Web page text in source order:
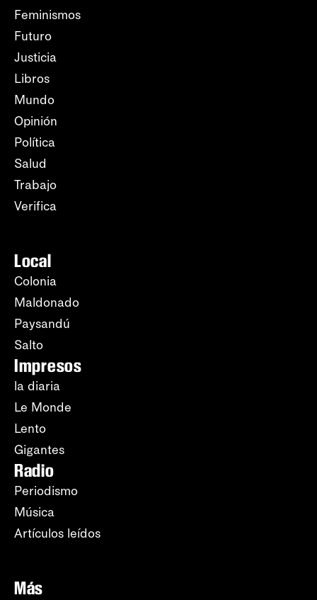
Feminismos
Futuro
Justicia
Libros
Mundo
Opinión
Política
Salud
Trabajo
Verifica
Local
Colonia
Maldonado
Paysandú
Salto
Impresos
la diaria
Le Monde
Lento
Gigantes
Radio
Periodismo
Música
Artículos leídos
Más